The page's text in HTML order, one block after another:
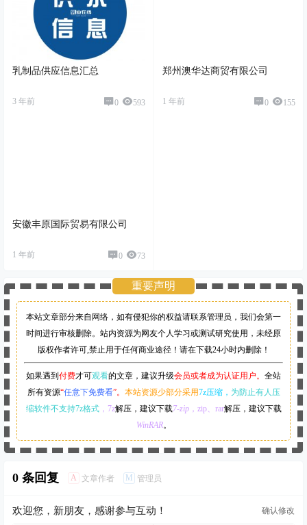
乳制品供应信息汇总
3 年前 0 593
郑州澳华达商贸有限公司
1 年前 0 155
安徽丰原国际贸易有限公司
1 年前 0 73
重要声明
本站文章部分来自网络，如有侵犯你的权益请联系管理员， 我们会第一
时间进行审核删除。站内资源为网友个人学习或测试研究使用，未经原
版权作者许可,禁止用于任何商业途径！请在下载24小时内删除！
如果遇到 付费才可观看的文章，建议升级会员或者成为认证用户。 全站
所有资源“任意下免费看”。 本站资源少部分采用7z压缩， 为防止有人压
缩软件不支持7z格式，7z解压，建议下载7-zip，zip、rar解压，建议下载
WinRAR。
0 条回复 A 文章作者 M 管理员
欢迎您，新朋友，感谢参与互动！ 确认修改